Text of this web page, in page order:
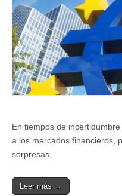
En tiempos de
a los mercados financieros,
sorpresas.
Leer más →